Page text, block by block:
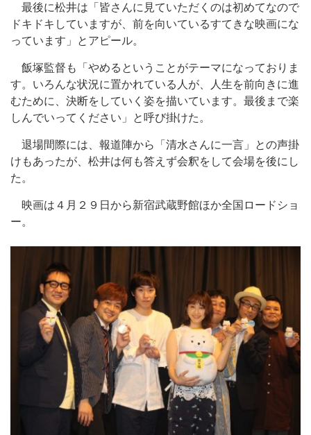
最後に松井は「皆さんに見ていただくのは初めてなので
ドキドキしていますが、前を向いているすてきな映画にな
っています」とアピール。
飯塚監督も「やめるということがテーマになっておりま
す。いろんな状況に置かれている人が、人生を前向きに進
むために、決断をしていく姿を描いています。最後まで楽
しんでいってください」と呼び掛けた。
退場間際には、報道陣から「清水さんに一言」との声掛
けもあったが、松井は何も答えず会釈をして会場を後にし
た。
映画は４月２９日から新宿武蔵野館ほか全国ロードショ
ー。